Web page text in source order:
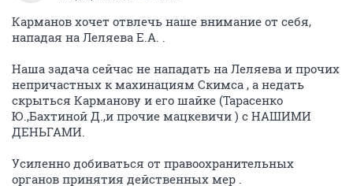
правоохранительные органы!
K
Kemerovskij54
activist
04 февраля 2015 bridie
карманова и ,бухгалтера как минимум, в
прокуратуру и не только. считаю нужным